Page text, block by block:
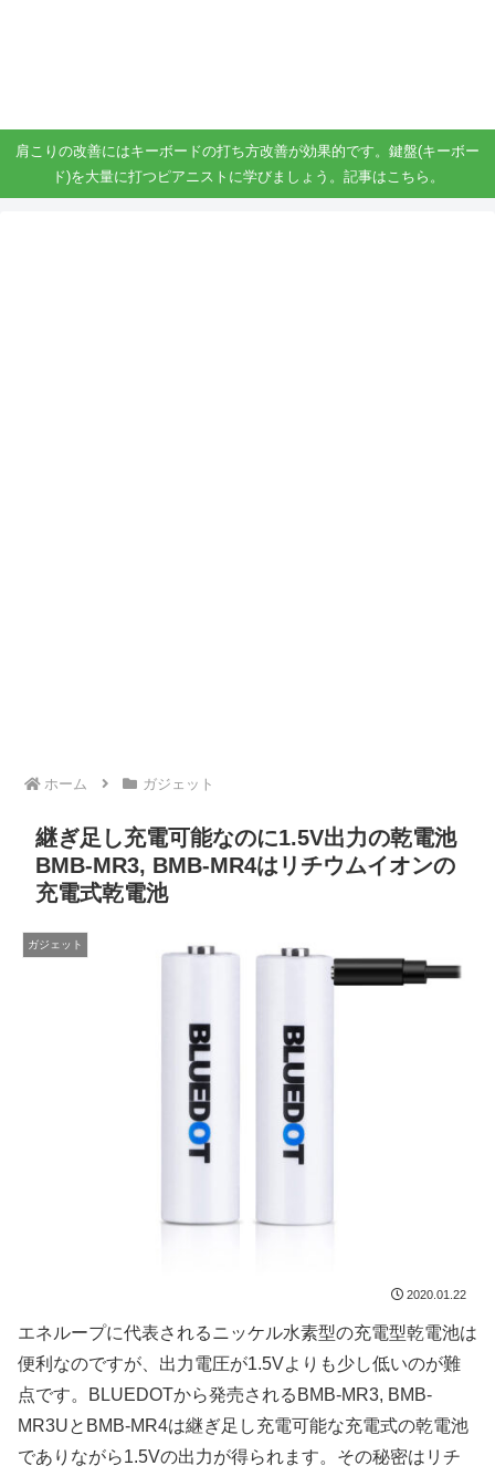
肩こりの改善にはキーボードの打ち方改善が効果的です。鍵盤(キーボー
ド)を大量に打つピアニストに学びましょう。記事はこちら。
ホーム ガジェット
継ぎ足し充電可能なのに1.5V出力の乾電池
BMB-MR3, BMB-MR4はリチウムイオンの
充電式乾電池
ガジェット
2020.01.22
エネループに代表されるニッケル水素型の充電型乾電池は
便利なのですが、出力電圧が1.5Vよりも少し低いのが難
点です。BLUEDOTから発売されるBMB-MR3, BMB-
MR3UとBMB-MR4は継ぎ足し充電可能な充電式の乾電池
でありながら1.5Vの出力が得られます。その秘密はリチ